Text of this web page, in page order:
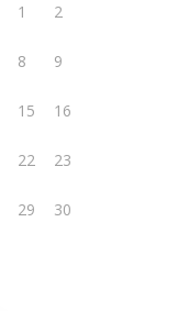
1 2
8 9
15 16
22 23
29 30